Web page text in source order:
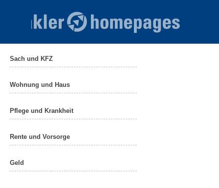
Sach und KFZ
Wohnung und Haus
Pflege und Krankheit
Rente und Vorsorge
Geld